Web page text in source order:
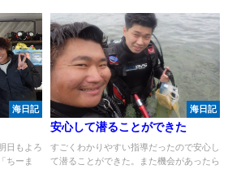
海日記
日もよろ
ちーま
海日記
安心して潜ることができた
すごくわかりやすい指導だったので安心し
て潜ることができた。また機会があったら